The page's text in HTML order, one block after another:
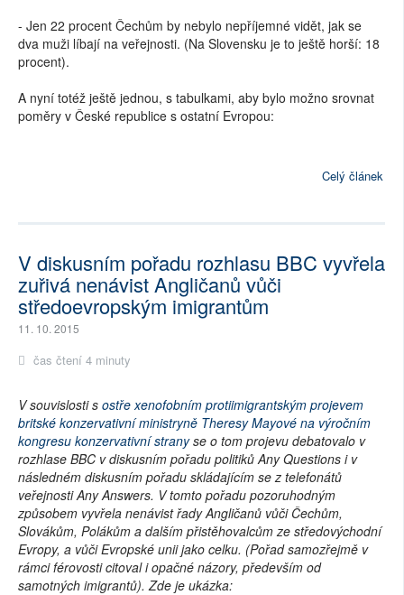
- Jen 22 procent Čechům by nebylo nepříjemné vidět, jak se
dva muži líbají na veřejnosti. (Na Slovensku je to ještě horší: 18
procent).
A nyní totéž ještě jednou, s tabulkami, aby bylo možno srovnat
poměry v České republice s ostatní Evropou:
Celý článek
V diskusním pořadu rozhlasu BBC vyvřela
zuřivá nenávist Angličanů vůči
středoevropským imigrantům
11. 10. 2015
čas čtení 4 minuty
V souvislosti s ostře xenofobním protiimigrantským projevem
britské konzervativní ministryně Theresy Mayové na výročním
kongresu konzervativní stranyse o tom projevu debatovalo v
rozhlase BBC v diskusním pořadu politiků Any Questions i v
následném diskusním pořadu skládajícím se z telefonátů
veřejnosti Any Answers. V tomto pořadu pozoruhodným
způsobem vyvřela nenávist řady Angličanů vůči Čechům,
Slovákům, Polákům a dalším přistěhovalcům ze středovýchodní
Evropy, a vůči Evropské unii jako celku. (Pořad samozřejmě v
rámci férovosti citoval i opačné názory, především od
samotných imigrantů). Zde je ukázka: